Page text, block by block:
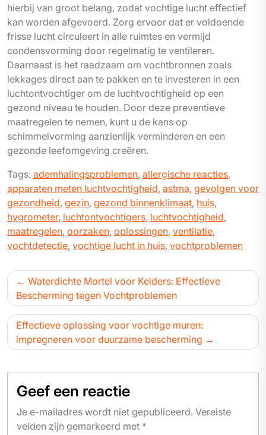
hierbij van groot belang, zodat vochtige lucht effectief
kan worden afgevoerd. Zorg ervoor dat er voldoende
frisse lucht circuleert in alle ruimtes en vermijd
condensvorming door regelmatig te ventileren.
Daarnaast is het raadzaam om vochtbronnen zoals
lekkages direct aan te pakken en te investeren in een
luchtontvochtiger om de luchtvochtigheid op een
gezond niveau te houden. Door deze preventieve
maatregelen te nemen, kunt u de kans op
schimmelvorming aanzienlijk verminderen en een
gezonde leefomgeving creëren.
Tags: ademhalingsproblemen, allergische reacties,
apparaten meten luchtvochtigheid, astma, gevolgen voor
gezondheid, gezin, gezond binnenklimaat, huis,
hygrometer, luchtontvochtigers, luchtvochtigheid,
maatregelen, oorzaken, oplossingen, ventilatie,
vochtdetectie, vochtige lucht in huis, vochtproblemen
Bericht
navigatie
Waterdichte Mortel voor Kelders: Effectieve
Bescherming tegen Vochtproblemen
Effectieve oplossing voor vochtige muren:
impregneren voor duurzame bescherming
Geef een reactie
Je e-mailadres wordt niet gepubliceerd. Vereiste
velden zijn gemarkeerd met *